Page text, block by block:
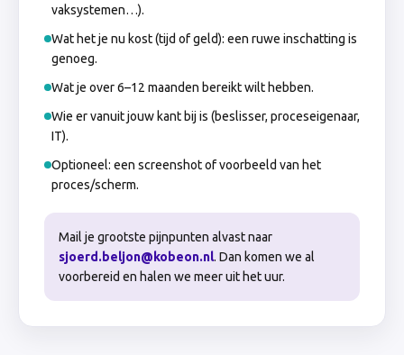
vaksystemen…).
Wat het je nu kost (tijd of geld): een ruwe inschatting is
genoeg.
Wat je over 6–12 maanden bereikt wilt hebben.
Wie er vanuit jouw kant bij is (beslisser, proceseigenaar,
IT).
Optioneel: een screenshot of voorbeeld van het
proces/scherm.
Mail je grootste pijnpunten alvast naar
sjoerd.beljon@kobeon.nl. Dan komen we al
voorbereid en halen we meer uit het uur.